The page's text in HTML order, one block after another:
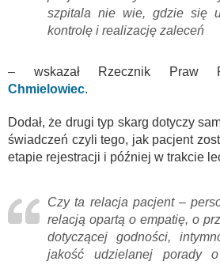
szpitala nie wie, gdzie się
kontrolę i realizację zaleceń
– wskazał Rzecznik Praw
Chmielowiec.
Dodał, że drugi typ skarg dotyczy
świadczeń czyli tego, jak pacjent
etapie rejestracji i później w trakcie
Czy ta relacja pacjent –
relacją opartą o empatię, o
dotyczącej godności,
jakość udzielanej porady